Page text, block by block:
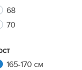
68
70
165-170 см